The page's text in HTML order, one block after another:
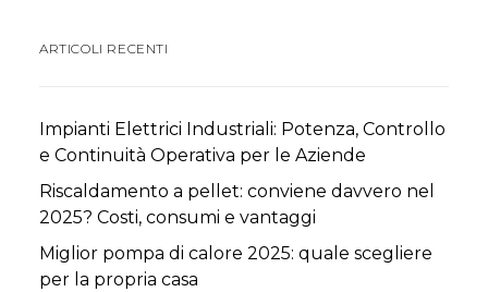
ARTICOLI RECENTI
Impianti Elettrici Industriali: Potenza, Controllo
e Continuità Operativa per le Aziende
Riscaldamento a pellet: conviene davvero nel
2025? Costi, consumi e vantaggi
Miglior pompa di calore 2025: quale scegliere
per la propria casa